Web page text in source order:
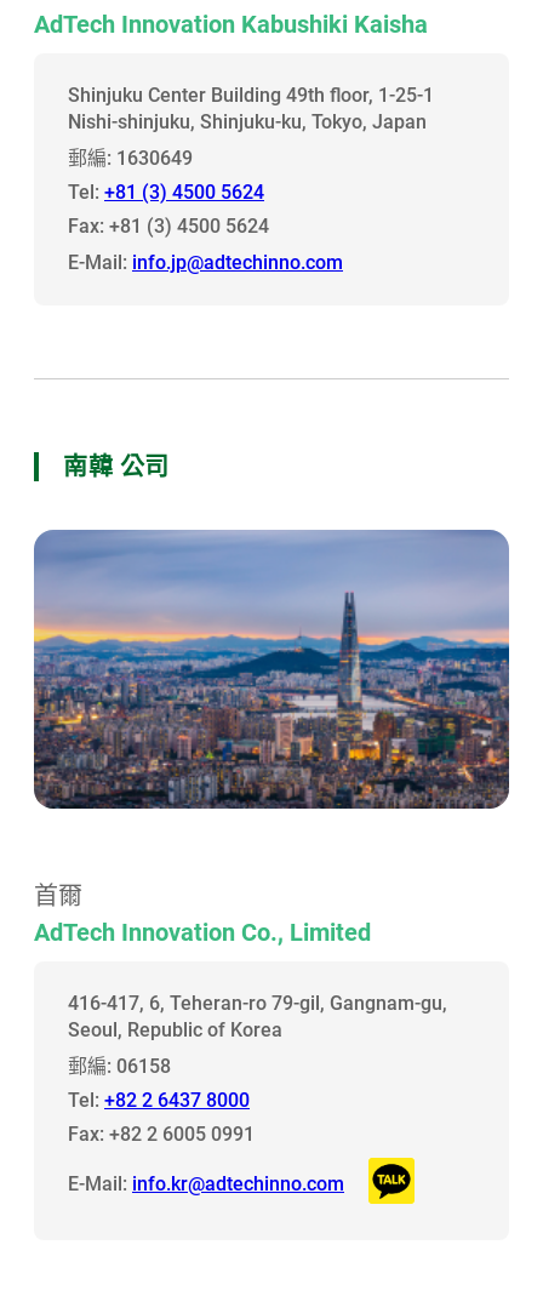
AdTech Innovation Kabushiki Kaisha
Shinjuku Center Building 49th floor, 1-25-1
Nishi-shinjuku, Shinjuku-ku, Tokyo, Japan
郵編: 1630649
Tel: +81 (3) 4500 5624
Fax: +81 (3) 4500 5624
E-Mail: info.jp@adtechinno.com
南韓 公司
首爾
AdTech Innovation Co., Limited
416-417, 6, Teheran-ro 79-gil, Gangnam-gu,
Seoul, Republic of Korea
郵編: 06158
Tel: +82 2 6437 8000
Fax: +82 2 6005 0991
E-Mail: info.kr@adtechinno.com